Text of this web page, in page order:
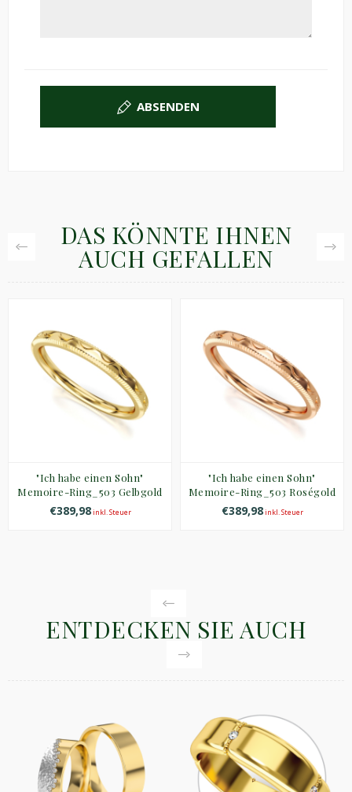
ABSENDEN
DAS KÖNNTE IHNEN
AUCH GEFALLEN
"Ich habe einen Sohn"
Memoire-Ring_503 Gelbgold
€389,98inkl. Steuer
"Ich habe einen Sohn"
Memoire-Ring_503 Roségold
€389,98inkl. Steuer
ENTDECKEN SIE AUCH